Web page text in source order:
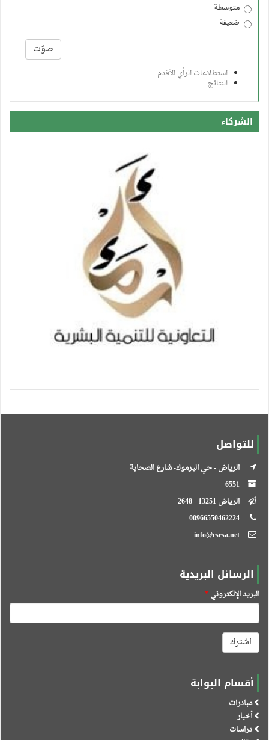
متوسطة
ضعيفة
صوّت
استطلاعات الرأي الأقدم
النتائج
الشركاء
للتواصل
الرياض - حي اليرموك- شارع الصحابة
الرياض 13251 - 2648
الرسائل البريدية
البريد الإلكتروني*
اشترك
أقسام البوابة
مبادرات
أخبار
دراسات